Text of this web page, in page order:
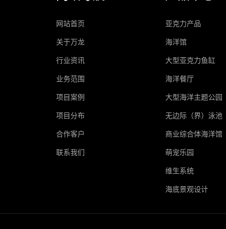
网站首页
关于万龙
行业资讯
业务范围
项目案例
项目分布
合作客户
联系我们
亚克力产品
海洋馆
大型亚克力鱼缸
海洋餐厅
大型海洋主题公园
无边际（界）泳池
商业综合体海洋馆
萌宠乐园
维生系统
海底景观设计